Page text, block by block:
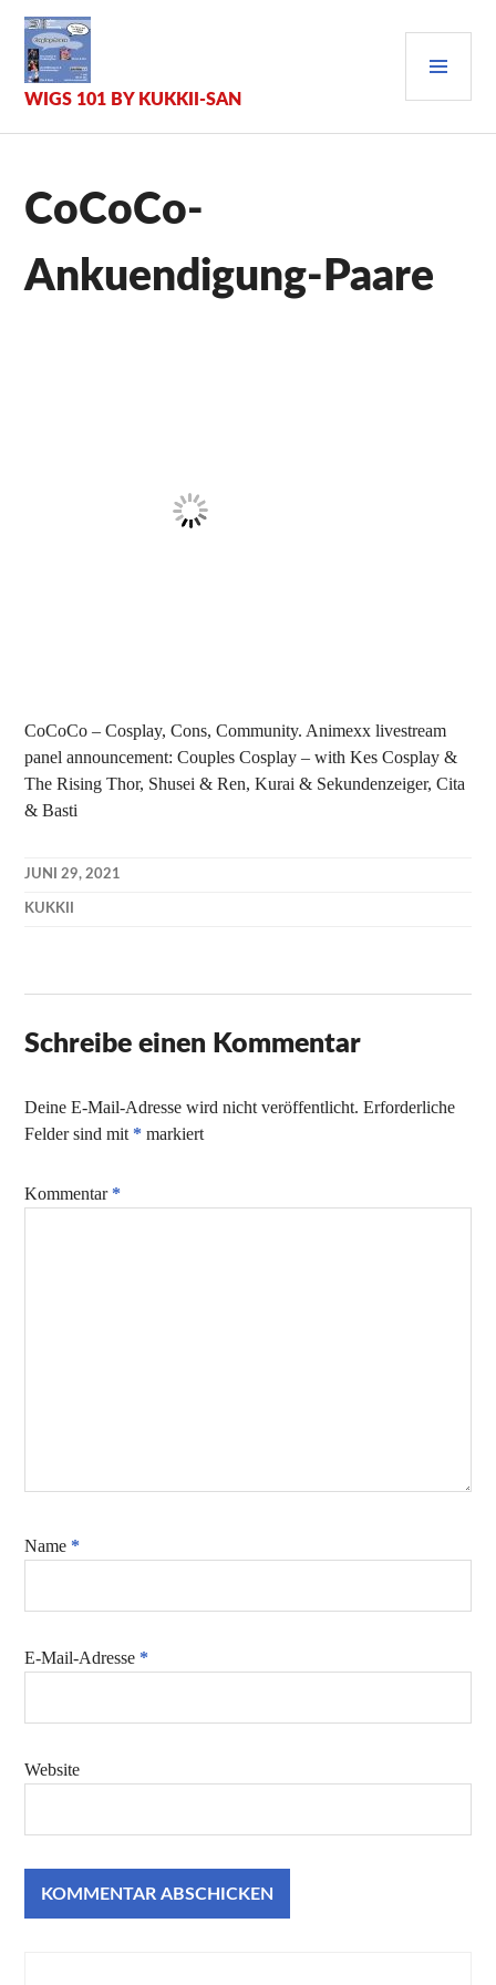
Inhalt
springen
WIGS 101 BY KUKKII-SAN
CoCoCo-
Ankuendigung-Paare
CoCoCo – Cosplay, Cons, Community. Animexx livestream
panel announcement: Couples Cosplay – with Kes Cosplay &
The Rising Thor, Shusei & Ren, Kurai & Sekundenzeiger, Cita
& Basti
JUNI 29, 2021
KUKKII
Schreibe einen Kommentar
Deine E-Mail-Adresse wird nicht veröffentlicht. Erforderliche
Felder sind mit * markiert
Kommentar *
Name *
E-Mail-Adresse *
Website